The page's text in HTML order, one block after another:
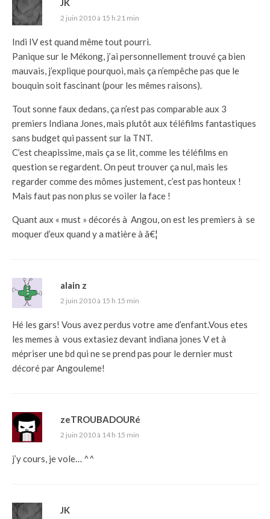
JK
2 juin 2010 à 15 h 21 min
Indi IV est quand même tout pourri.
Panique sur le Mékong, j’ai personnellement trouvé ça bien
mauvais, j’explique pourquoi, mais ça n’empêche pas que le
bouquin soit fascinant (pour les mêmes raisons).
Tout sonne faux dedans, ça n’est pas comparable aux 3
premiers Indiana Jones, mais plutôt aux téléfilms fantastiques
sans budget qui passent sur la TNT.
C’est cheapissime, mais ça se lit, comme les téléfilms en
question se regardent. On peut trouver ça nul, mais les
regarder comme des mômes justement, c’est pas honteux !
Mais faut pas non plus se voiler la face !
Quant aux « must » décorés à Angou, on est les premiers à se
moquer d’eux quand y a matière à â€¦
alain z
2 juin 2010 à 15 h 15 min
Hé les gars! Vous avez perdus votre ame d’enfant.Vous etes
les memes à vous extasiez devant indiana jones V et à
mépriser une bd qui ne se prend pas pour le dernier must
décoré par Angouleme!
zeTROUBADOURé
2 juin 2010 à 14 h 15 min
j’y cours, je vole… ^^
JK